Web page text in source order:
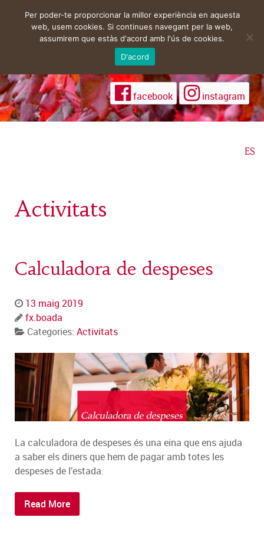
facebook instagram
ES
Activitats
Calculadora de despeses
13 maig 2019
fx.boada
Categories: Activitats
La calculadora de despeses és una eina que ens ajuda
a saber els diners que hem de pagar amb totes les
despeses de l’estada.
Read More
Per poder-te proporcionar la millor experiència en aquesta
web, usem cookies. Si continues navegant per la web,
assumirem que estàs d'acord amb l'ús de cookies.
D'acord